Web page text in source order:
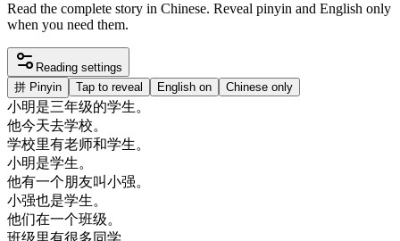
Read the complete story in Chinese. Reveal pinyin and English only
when you need them.
Reading settings
拼 Pinyin Tap to reveal English on Chinese only
小明是三年级的学生。
他今天去学校。
学校里有老师和学生。
小明是学生。
他有一个朋友叫小强。
小强也是学生。
他们在一个班级。